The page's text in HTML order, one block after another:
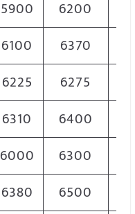
5900 6200
6100 6370
6225 6275
6310 6400
6000 6300
6380 6500